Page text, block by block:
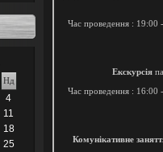
Нд
4
11
18
25
Час проведення : 19:00
Екскурсія
Час проведення : 16:00
Комунікативне